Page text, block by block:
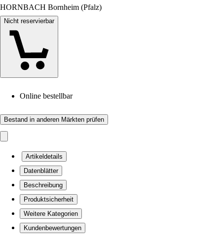
HORNBACH Bornheim (Pfalz)
Nicht reservierbar
Online bestellbar
Bestand in anderen Märkten prüfen
Artikeldetails
Datenblätter
Beschreibung
Produktsicherheit
Weitere Kategorien
Kundenbewertungen